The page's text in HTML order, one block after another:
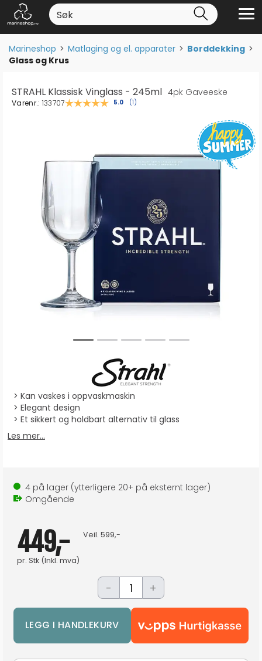
Marineshop>Matlaging og el. apparater>Borddekking>
Glass og Krus
STRAHL Klassisk Vinglass - 245ml 4pk Gaveeske
Varenr.: 133707 Gjennomsnittskarakter:
5.0 (stemmer:
1)
Kan vaskes i oppvaskmaskin
Elegant design
Et sikkert og holdbart alternativ til glass
Les mer...
4 på lager (ytterligere 20+ på eksternt lager)
Omgående
449,-
pr. Stk (Inkl. mva)
Veil. 599,-
- +